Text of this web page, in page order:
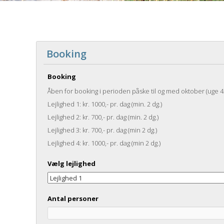
Booking
Booking
Åben for booking i perioden påske til og med oktober (uge
Lejlighed 1: kr. 1000,- pr. dag (min. 2 dg.)
Lejlighed 2: kr. 700,- pr. dag (min. 2 dg.)
Lejlighed 3: kr. 700,- pr. dag (min 2 dg.)
Lejlighed 4: kr. 1000,- pr. dag (min 2 dg.)
Vælg lejlighed
Antal personer